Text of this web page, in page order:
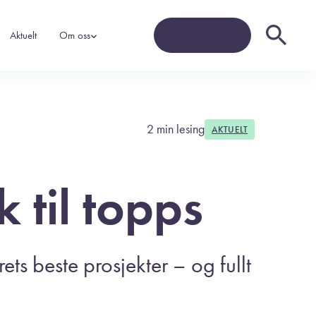
én
og
Aktuelt Om oss
2 min lesing AKTUELT
til topps
beste prosjekter – og fullt